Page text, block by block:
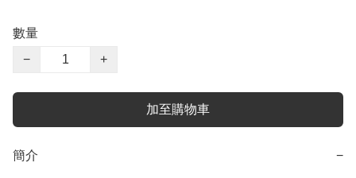
數量
−
+
加至購物車
簡介 −